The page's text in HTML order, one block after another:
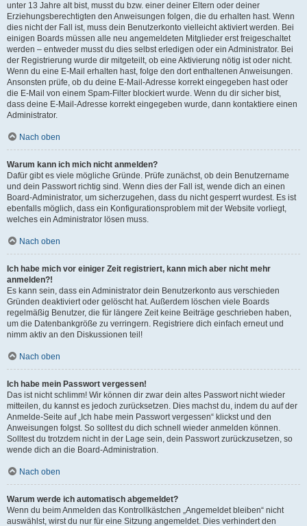
unter 13 Jahre alt bist, musst du bzw. einer deiner Eltern oder deiner
Erziehungsberechtigten den Anweisungen folgen, die du erhalten hast. Wenn
dies nicht der Fall ist, muss dein Benutzerkonto vielleicht aktiviert werden. Bei
einigen Boards müssen alle neu angemeldeten Mitglieder erst freigeschaltet
werden – entweder musst du dies selbst erledigen oder ein Administrator. Bei
der Registrierung wurde dir mitgeteilt, ob eine Aktivierung nötig ist oder nicht.
Wenn du eine E-Mail erhalten hast, folge den dort enthaltenen Anweisungen.
Ansonsten prüfe, ob du deine E-Mail-Adresse korrekt eingegeben hast oder
die E-Mail von einem Spam-Filter blockiert wurde. Wenn du dir sicher bist,
dass deine E-Mail-Adresse korrekt eingegeben wurde, dann kontaktiere einen
Administrator.
Nach oben
Warum kann ich mich nicht anmelden?
Dafür gibt es viele mögliche Gründe. Prüfe zunächst, ob dein Benutzername
und dein Passwort richtig sind. Wenn dies der Fall ist, wende dich an einen
Board-Administrator, um sicherzugehen, dass du nicht gesperrt wurdest. Es ist
ebenfalls möglich, dass ein Konfigurationsproblem mit der Website vorliegt,
welches ein Administrator lösen muss.
Nach oben
Ich habe mich vor einiger Zeit registriert, kann mich aber nicht mehr
anmelden?!
Es kann sein, dass ein Administrator dein Benutzerkonto aus verschieden
Gründen deaktiviert oder gelöscht hat. Außerdem löschen viele Boards
regelmäßig Benutzer, die für längere Zeit keine Beiträge geschrieben haben,
um die Datenbankgröße zu verringern. Registriere dich einfach erneut und
nimm aktiv an den Diskussionen teil!
Nach oben
Ich habe mein Passwort vergessen!
Das ist nicht schlimm! Wir können dir zwar dein altes Passwort nicht wieder
mitteilen, du kannst es jedoch zurücksetzen. Dies machst du, indem du auf der
Anmelde-Seite auf „Ich habe mein Passwort vergessen“ klickst und den
Anweisungen folgst. So solltest du dich schnell wieder anmelden können.
Solltest du trotzdem nicht in der Lage sein, dein Passwort zurückzusetzen, so
wende dich an die Board-Administration.
Nach oben
Warum werde ich automatisch abgemeldet?
Wenn du beim Anmelden das Kontrollkästchen „Angemeldet bleiben“ nicht
auswählst, wirst du nur für eine Sitzung angemeldet. Dies verhindert den